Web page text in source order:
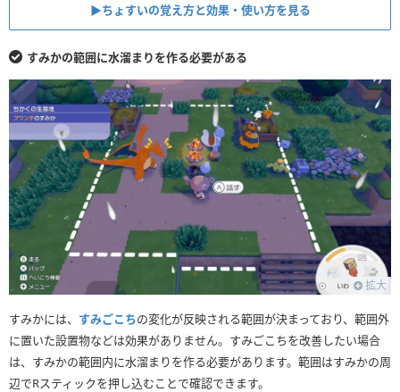
▶︎ちょすいの覚え方と効果・使い方を見る
すみかの範囲に水溜まりを作る必要がある
拡大
すみかには、 すみごこちの変化が反映される範囲が決まっており、範囲外
に置いた設置物などは効果がありません。すみごこちを改善したい場合
は、すみかの範囲内に水溜まりを作る必要があります。範囲はすみかの周
辺でRスティックを押し込むことで確認できます。